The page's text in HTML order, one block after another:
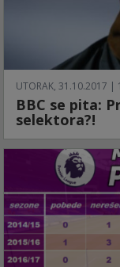
UTORAK, 31.10.2017 |
BBC se pita:
selektora?!